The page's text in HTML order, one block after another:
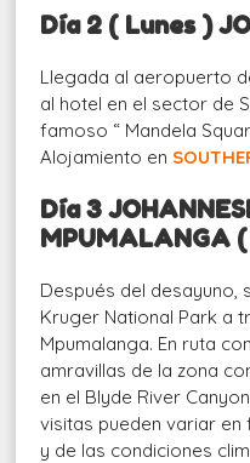
Día 2 ( Lunes )
Llegada al aeropuerto
al hotel en el sector de
famoso “ Mandela
Alojamiento en
Día 3
MPUMALANGA (
Después del desayuno,
Kruger National Park a
Mpumalanga. En ruta
amravillas de la zona
en el Blyde River
visitas pueden variar
y de las condiciones